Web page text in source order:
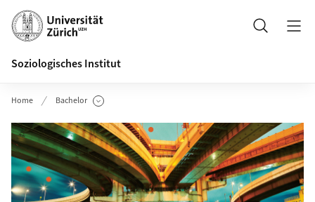
Header
Suche
Soziologisches Institut
Home Bachelor
Unterseiten anzeigen